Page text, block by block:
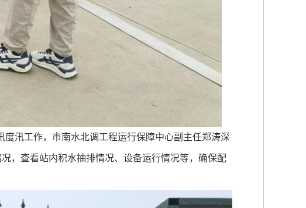
汛工作，市南水北调工程运行保障中心副主任郑涛深
，查看站内积水抽排情况、设备运行情况等，确保配